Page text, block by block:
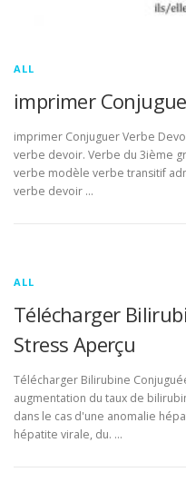
ALL
imprimer
imprimer Conjuguer Verbe
verbe devoir. Verbe du 3ième
verbe modèle verbe transitif
verbe devoir …
ALL
Télécharger
Stress Aperçu
Télécharger Bilirubine
augmentation du taux de
dans le cas d'une anomalie
hépatite virale, du. …